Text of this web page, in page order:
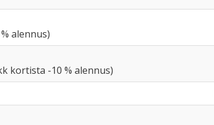
alennus)
kortista -10 % alennus)